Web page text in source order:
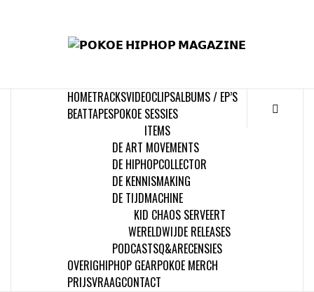
HOMETRACKSVIDEOCLIPSALBUMS / EP’S
BEATTAPESPOKOE SESSIES
ITEMS
DE ART MOVEMENTS
DE HIPHOPCOLLECTOR
DE KENNISMAKING
DE TIJDMACHINE
KID CHAOS SERVEERT
WERELDWIJDE RELEASES
PODCASTSQ&ARECENSIES
OVERIGHIPHOP GEARPOKOE MERCH
PRIJSVRAAGCONTACT